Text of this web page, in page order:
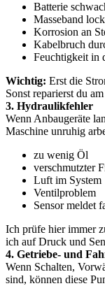
Batterie
Masseband
Korrosion an
Kabelbruch
Feuchtigkeit in
Wichtig: Erst die
Sonst reparierst du
3. Hydraulikfehler
Wenn Anbaugeräte
Maschine unruhig
zu wenig Öl
verschmutzter
Luft im System
Ventilproblem
Sensor meldet
Ich prüfe hier immer
ich auf Druck und
4. Getriebe- und
Wenn Schalten,
sind, können diese